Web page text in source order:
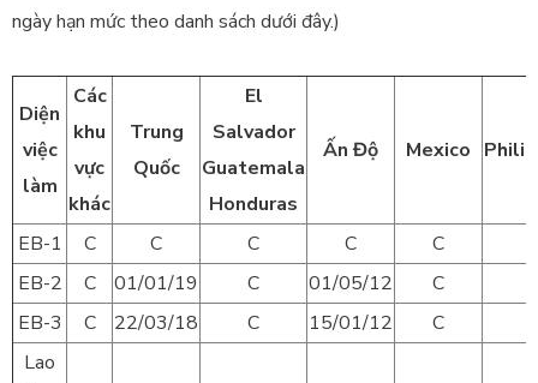
ngày hạn mức theo danh sách dưới đây.)
Diện
việc
làm
Các
khu
vực
khác
Trung
Quốc
El
Salvador
Guatemala
Honduras
Ấn Độ Mexico
EB-1 C C C C C
EB-2
C 01/01/19 C 01/05/12 C
EB-3
C 22/03/18 C 15/01/12 C
Lao